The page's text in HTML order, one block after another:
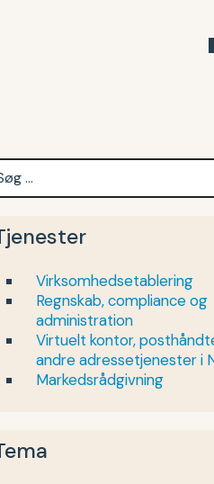
Virksomhedsetablering
Regnskab, compliance og
administration
Virtuelt kontor,
andre adressetjenester i
Markedsrådgivning